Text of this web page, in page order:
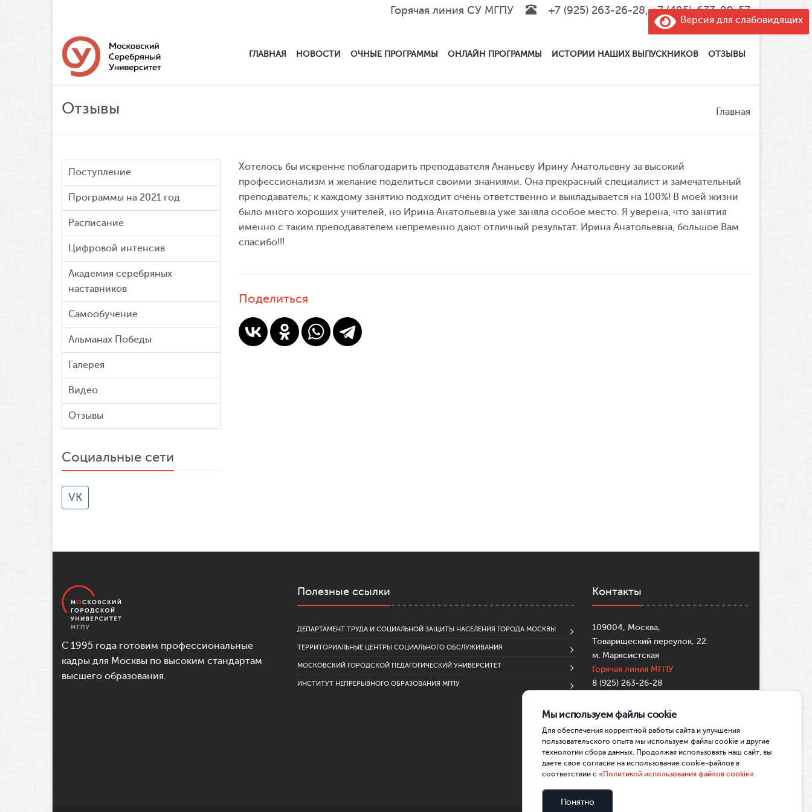
Горячая линия СУ МГПУ +7 (925) 263-26-28,+7 (495)-633-99-57
ГЛАВНАЯ НОВОСТИ ОЧНЫЕ ПРОГРАММЫ ОНЛАЙН ПРОГРАММЫ ИСТОРИИ НАШИХ ВЫПУСКНИКОВ ОТЗЫВЫ
Отзывы Главная
Поступление
Программы на 2021 год
Расписание
Цифровой интенсив
Академия серебряных
наставников
Самообучение
Альманах Победы
Галерея
Видео
Отзывы
Социальные сети
VK
Хотелось бы искренне поблагодарить преподавателя Ананьеву Ирину Анатольевну за высокий
профессионализм и желание поделиться своими знаниями. Она прекрасный специалист и замечательный
преподаватель; к каждому занятию подходит очень ответственно и выкладывается на 100%! В моей жизни
было много хороших учителей, но Ирина Анатольевна уже заняла особое место. Я уверена, что занятия
именно с таким преподавателем непременно дают отличный результат. Ирина Анатольевна, большое Вам
спасибо!!!
Поделиться
С 1995 года готовим профессиональные
кадры для Москвы по высоким стандартам
высшего образования.
Полезные ссылки
ДЕПАРТАМЕНТ ТРУДА И СОЦИАЛЬНОЙ ЗАЩИТЫ НАСЕЛЕНИЯ ГОРОДА МОСКВЫ
ТЕРРИТОРИАЛЬНЫЕ ЦЕНТРЫ СОЦИАЛЬНОГО ОБСЛУЖИВАНИЯ
МОСКОВСКИЙ ГОРОДСКОЙ ПЕДАГОГИЧЕСКИЙ УНИВЕРСИТЕТ
ИНСТИТУТ НЕПРЕРЫВНОГО ОБРАЗОВАНИЯ МГПУ
Контакты
109004, Москва,
Товарищеский переулок, 22.
м. Марксистская
Горячая линия МГПУ
8 (925) 263-26-28
su@mgpu.ru
Partners:
https://mostbettr.xyz/
https://pincocasinotr.xyz/
https://skycrownau.online/
Версия для слабовидящих
Мы используем файлы cookie
Для обеспечения корректной работы сайта и улучшения
пользовательского опыта мы используем файлы cookie и другие
технологии сбора данных. Продолжая использовать наш сайт, вы
даете свое согласие на использование cookie-файлов в
соответствии с «Политикой использования файлов cookie».
Понятно